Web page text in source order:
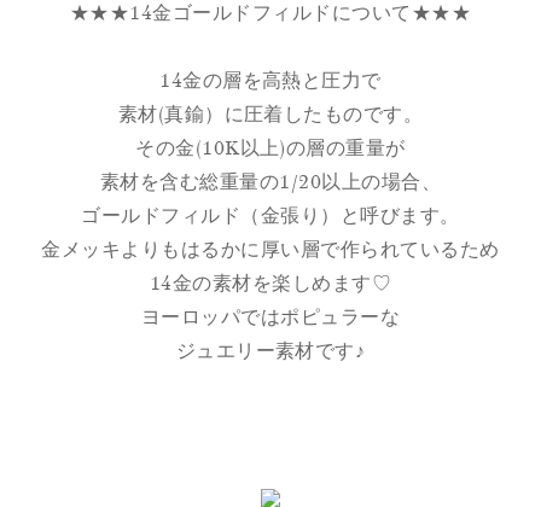
★★★14金ゴールドフィルドについて★★★
14金の層を高熱と圧力で
素材(真鍮）に圧着したものです。
その金(10K以上)の層の重量が
素材を含む総重量の1/20以上の場合、
ゴールドフィルド（金張り）と呼びます。
金メッキよりもはるかに厚い層で作られているため
14金の素材を楽しめます♡
ヨーロッパではポピュラーな
ジュエリー素材です♪